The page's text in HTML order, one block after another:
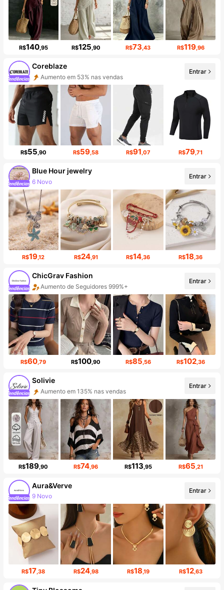
R$140,95 R$125,90 R$73,43 R$119,96
Coreblaze
Aumento em 53% nas vendas
Aumento de seguidores em 757%
Entrar
R$55,90 R$59,58 R$91,07 R$79,71
Blue Hour jewelry
6 Novo
Aumento de seguidores em 15%
Entrar
R$19,12 R$24,91 R$14,36 R$18,36
ChicGrav Fashion
Aumento de Seguidores 999%+
Aumento de vendas 999%+
Entrar
R$60,79 R$100,90 R$85,56 R$102,36
Solivie
Aumento em 135% nas vendas
Aumento de seguidores em 140%
Entrar
R$189,90 R$74,96 R$113,95 R$65,21
Aura&Verve
9 Novo
Aumento de seguidores em 240%
Entrar
R$17,38 R$24,98 R$18,19 R$12,63